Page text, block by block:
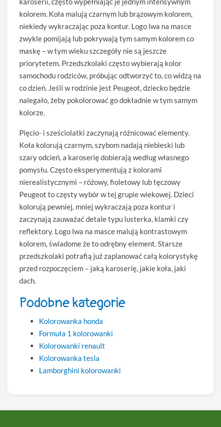
kolorem. Koła malują czarnym lub brązowym kolorem,
niekiedy wykraczając poza kontur. Logo lwa na masce
zwykle pomijają lub pokrywają tym samym kolorem co
maskę – w tym wieku szczegóły nie są jeszcze
priorytetem. Przedszkolaki często wybierają kolor
samochodu rodziców, próbując odtworzyć to, co widzą na
co dzień. Jeśli w rodzinie jest Peugeot, dziecko będzie
nalegało, żeby pokolorować go dokładnie w tym samym
kolorze.
Pięcio- i sześciolatki zaczynają różnicować elementy.
Koła kolorują czarnym, szybom nadają niebieski lub
szary odcień, a karoserię dobierają według własnego
pomysłu. Często eksperymentują z kolorami
nierealistycznymi – różowy, fioletowy lub tęczowy
Peugeot to częsty wybór w tej grupie wiekowej. Dzieci
kolorują pewniej, mniej wykraczają poza kontur i
zaczynają zauważać detale typu lusterka, klamki czy
reflektory. Logo lwa na masce malują kontrastowym
kolorem, świadome że to odrębny element. Starsze
przedszkolaki potrafią już zaplanować całą kolorystykę
przed rozpoczęciem – jaką karoserię, jakie koła, jaki
dach.
Podobne kategorie
Kolorowanka honda
Formuła 1 kolorowanki
Kolorowanki renault
Kolorowanka tesla
Lamborghini kolorowanki